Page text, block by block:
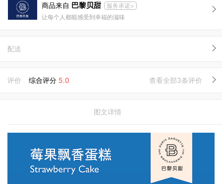
商品来自 巴黎贝甜
服务承诺>
让每个人都能感受到幸福的滋味
配送
评价 综合评分 5.0 查看全部3条评价
图文详情